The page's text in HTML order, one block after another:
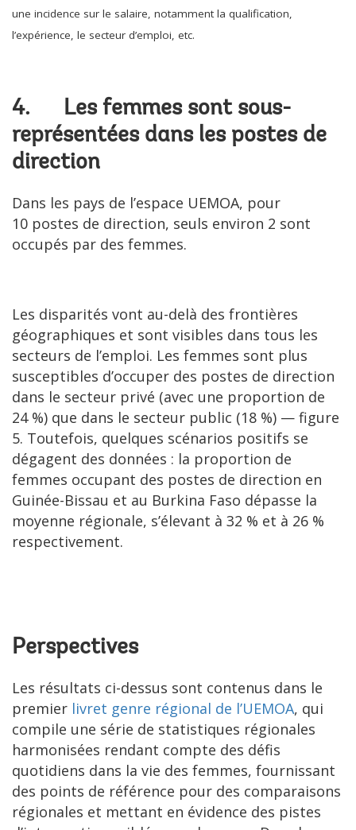
une incidence sur le salaire, notamment la qualification,
l’expérience, le secteur d’emploi, etc.
4. Les femmes sont sous-
représentées dans les postes de
direction
Dans les pays de l’espace UEMOA, pour
10 postes de direction, seuls environ 2 sont
occupés par des femmes.
Les disparités vont au-delà des frontières
géographiques et sont visibles dans tous les
secteurs de l’emploi. Les femmes sont plus
susceptibles d’occuper des postes de direction
dans le secteur privé (avec une proportion de
24 %) que dans le secteur public (18 %) — figure
5. Toutefois, quelques scénarios positifs se
dégagent des données : la proportion de
femmes occupant des postes de direction en
Guinée-Bissau et au Burkina Faso dépasse la
moyenne régionale, s’élevant à 32 % et à 26 %
respectivement.
Perspectives
Les résultats ci-dessus sont contenus dans le
premier livret genre régional de l’UEMOA, qui
compile une série de statistiques régionales
harmonisées rendant compte des défis
quotidiens dans la vie des femmes, fournissant
des points de référence pour des comparaisons
régionales et mettant en évidence des pistes